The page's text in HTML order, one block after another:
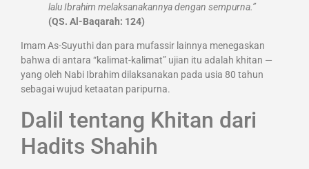
lalu Ibrahim melaksanakannya dengan sempurna.”
(QS. Al-Baqarah: 124)
Imam As-Suyuthi dan para mufassir lainnya menegaskan
bahwa di antara “kalimat-kalimat” ujian itu adalah khitan —
yang oleh Nabi Ibrahim dilaksanakan pada usia 80 tahun
sebagai wujud ketaatan paripurna.
Dalil tentang Khitan dari
Hadits Shahih